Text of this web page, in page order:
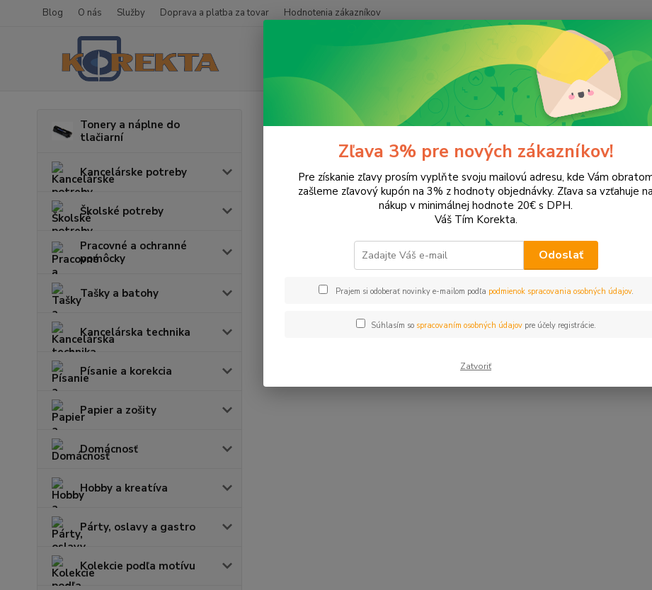
Blog O nás Služby Doprava a platba za tovar Hodnotenia zákazníkov
Neviete
+421
Tonery a náplne do
tlačiarní
Kancelárske potreby
Školské potreby
Pracovné a ochranné
pomôcky
Tašky a batohy
Kancelárska technika
Písanie a korekcia
Papier a zošity
Domácnosť
Hobby a kreatíva
Párty, oslavy a gastro
Kolekcie podľa motívu
Tonery a náplne do tlačiarní Canon NP 6512
NP 6512
V tejto kategórii nebol nájdený žiadny tovar.
Zľava 3% pre nových zákazníkov!
Pre získanie zľavy prosím vyplňte svoju mailovú adresu, kde Vám
zašleme zľavový kupón na 3% z hodnoty objednávky. Zľava sa vzťahuje na
nákup v minimálnej hodnote 20€ s DPH.
Váš Tím Korekta.
Odoslať
Prajem si odoberať novinky e-mailom podľa podmienok spracovania osobných údajov.
Súhlasím so spracovaním osobných údajovpre účely registrácie.
Zatvoriť